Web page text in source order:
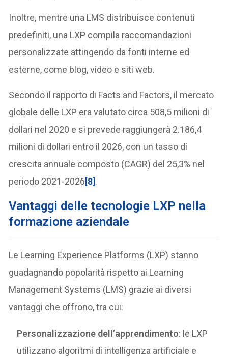
Inoltre, mentre una LMS distribuisce contenuti
predefiniti, una LXP compila raccomandazioni
personalizzate attingendo da fonti interne ed
esterne, come blog, video e siti web.
Secondo il rapporto di Facts and Factors, il mercato
globale delle LXP era valutato circa 508,5 milioni di
dollari nel 2020 e si prevede raggiungerà 2.186,4
milioni di dollari entro il 2026, con un tasso di
crescita annuale composto (CAGR) del 25,3% nel
periodo 2021-2026[8].
Vantaggi delle tecnologie LXP nella
formazione aziendale
Le Learning Experience Platforms (LXP) stanno
guadagnando popolarità rispetto ai Learning
Management Systems (LMS) grazie ai diversi
vantaggi che offrono, tra cui:
Personalizzazione dell’apprendimento: le LXP
utilizzano algoritmi di intelligenza artificiale e